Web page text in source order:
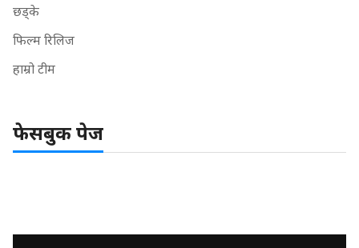
छड्के
फिल्म रिलिज
हाम्रो टीम
फेसबुक पेज